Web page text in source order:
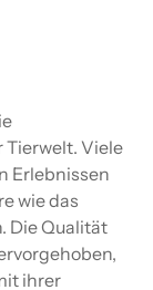
Tierwelt. Viele
Erlebnissen
wie das
Die Qualität
ihrer